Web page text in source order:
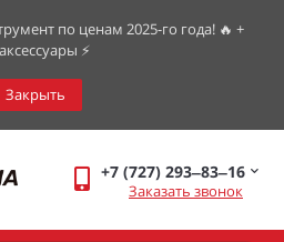
по ценам 2025-го года! 🔥 +
⚡️
Закрыть
+7 (727) 293‒83‒16
Заказать звонок